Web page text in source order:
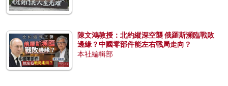
陳文鴻教授：北約縱深空襲 俄羅斯瀕臨戰敗
邊緣？中國零部件能左右戰局走向？
本社編輯部